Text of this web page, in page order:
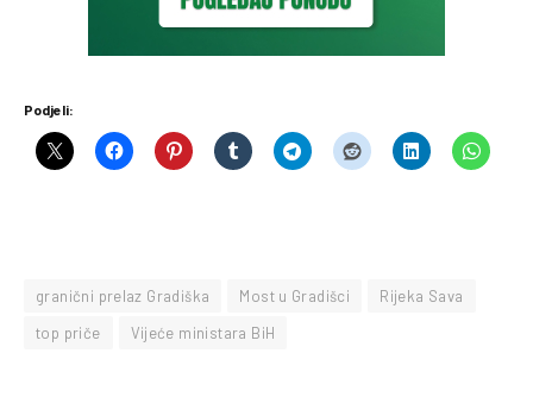
Podjeli:
granični prelaz Gradiška Most u Gradišci
Rijeka Sava
top priče
Vijeće ministara BiH